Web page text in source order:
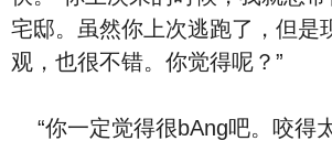
宅邸。虽然你上次逃跑了，但是
观，也很不错。你觉得呢？”
“你一定觉得很bAng吧。咬得